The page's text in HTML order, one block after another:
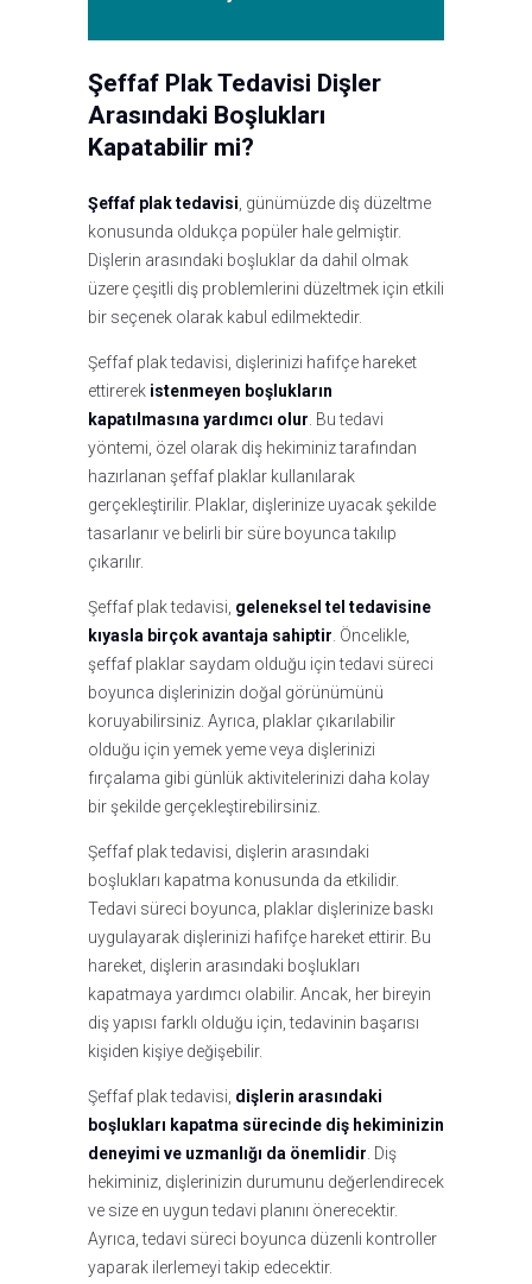
Şeffaf Plak Tedavisi Dişler
Arasındaki Boşlukları
Kapatabilir mi?
Şeffaf plak tedavisi , günümüzde diş düzeltme
konusunda oldukça popüler hale gelmiştir.
Dişlerin arasındaki boşluklar da dahil olmak
üzere çeşitli diş problemlerini düzeltmek için etkili
bir seçenek olarak kabul edilmektedir.
Şeffaf plak tedavisi, dişlerinizi hafifçe hareket
ettirerek istenmeyen boşlukların
kapatılmasına yardımcı olur . Bu tedavi
yöntemi, özel olarak diş hekiminiz tarafından
hazırlanan şeffaf plaklar kullanılarak
gerçekleştirilir. Plaklar, dişlerinize uyacak şekilde
tasarlanır ve belirli bir süre boyunca takılıp
çıkarılır.
Şeffaf plak tedavisi, geleneksel tel tedavisine
kıyasla birçok avantaja sahiptir . Öncelikle,
şeffaf plaklar saydam olduğu için tedavi süreci
boyunca dişlerinizin doğal görünümünü
koruyabilirsiniz. Ayrıca, plaklar çıkarılabilir
olduğu için yemek yeme veya dişlerinizi
fırçalama gibi günlük aktivitelerinizi daha kolay
bir şekilde gerçekleştirebilirsiniz.
Şeffaf plak tedavisi, dişlerin arasındaki
boşlukları kapatma konusunda da etkilidir.
Tedavi süreci boyunca, plaklar dişlerinize baskı
uygulayarak dişlerinizi hafifçe hareket ettirir. Bu
hareket, dişlerin arasındaki boşlukları
kapatmaya yardımcı olabilir. Ancak, her bireyin
diş yapısı farklı olduğu için, tedavinin başarısı
kişiden kişiye değişebilir.
Şeffaf plak tedavisi, dişlerin arasındaki
boşlukları kapatma sürecinde diş hekiminizin
deneyimi ve uzmanlığı da önemlidir . Diş
hekiminiz, dişlerinizin durumunu değerlendirecek
ve size en uygun tedavi planını önerecektir.
Ayrıca, tedavi süreci boyunca düzenli kontroller
yaparak ilerlemeyi takip edecektir.